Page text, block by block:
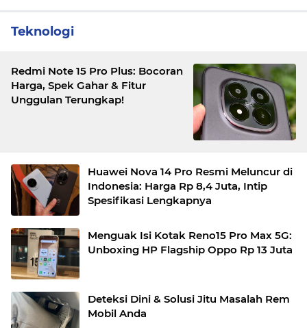
Teknologi
Redmi Note 15 Pro Plus: Bocoran
Harga, Spek Gahar & Fitur
Unggulan Terungkap!
Huawei Nova 14 Pro Resmi Meluncur di
Indonesia: Harga Rp 8,4 Juta, Intip
Spesifikasi Lengkapnya
Menguak Isi Kotak Reno15 Pro Max 5G:
Unboxing HP Flagship Oppo Rp 13 Juta
Deteksi Dini & Solusi Jitu Masalah Rem
Mobil Anda